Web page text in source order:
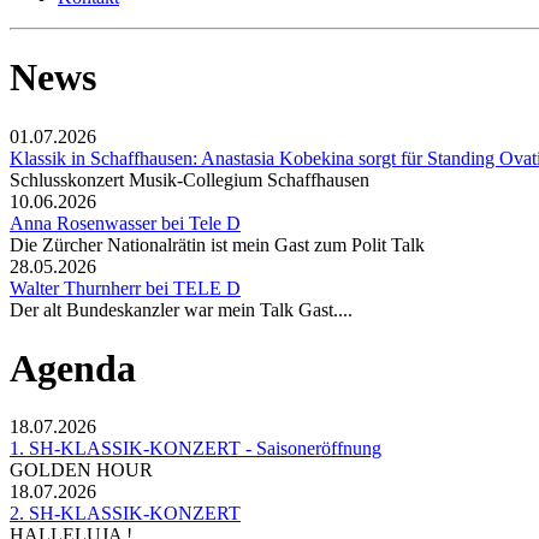
News
01.07.2026
Klassik in Schaffhausen: Anastasia Kobekina sorgt für Standing
Schlusskonzert Musik-Collegium Schaffhausen
10.06.2026
Anna Rosenwasser bei Tele D
Die Zürcher Nationalrätin ist mein Gast zum Polit Talk
28.05.2026
Walter Thurnherr bei TELE D
Der alt Bundeskanzler war mein Talk Gast....
Agenda
18.07.2026
1. SH-KLASSIK-KONZERT - Saisoneröffnung
GOLDEN HOUR
18.07.2026
2. SH-KLASSIK-KONZERT